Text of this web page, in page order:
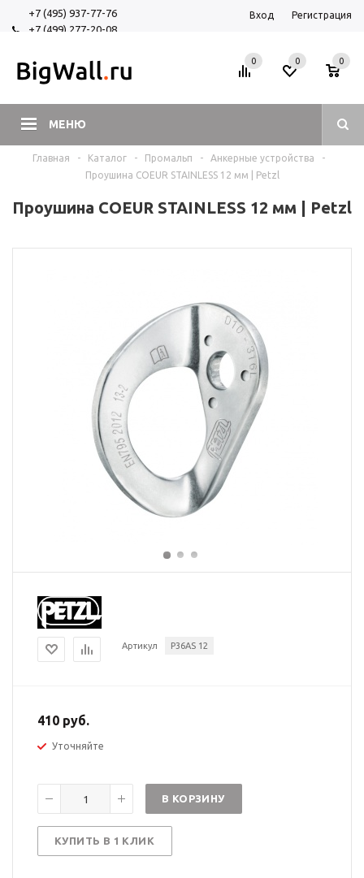
+7 (495) 937-77-76
+7 (499) 277-20-08
Вход Регистрация
МЕНЮ
0 0
0
Главная - Каталог - Промальп - Анкерные устройства
-
Проушина COEUR STAINLESS 12 мм | Petzl
Проушина COEUR STAINLESS 12 мм | Petzl
Артикул P36AS 12
410 руб.
Уточняйте
В КОРЗИНУ
КУПИТЬ В 1 КЛИК